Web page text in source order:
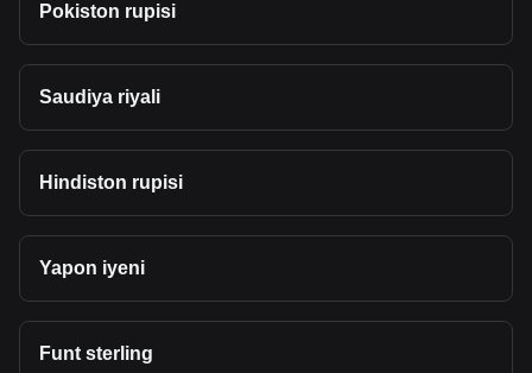
Pokiston rupisi
Saudiya riyali
Hindiston rupisi
Yapon iyeni
Funt sterling